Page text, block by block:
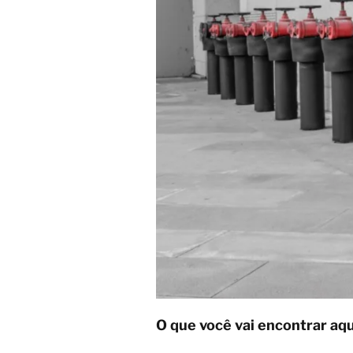
O que você vai encontrar